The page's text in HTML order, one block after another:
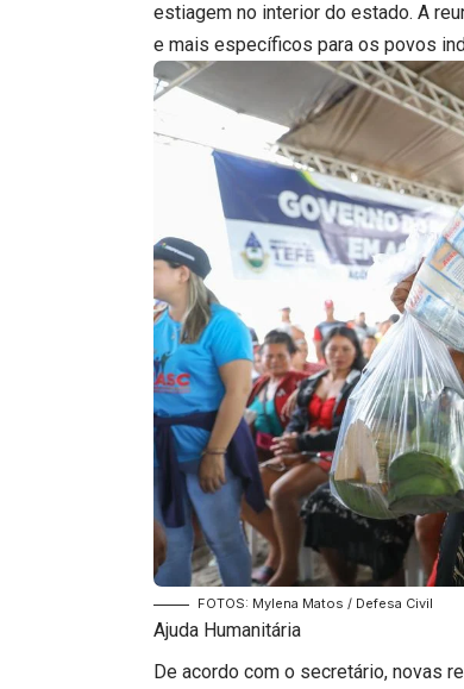
estiagem no interior do estado. A
e mais específicos para os povos
FOTOS: Mylena Matos / Defesa Civil
Ajuda Humanitária
De acordo com o secretário, novas